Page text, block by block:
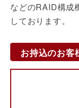
などのRAID構成
しております。
お持込のお客